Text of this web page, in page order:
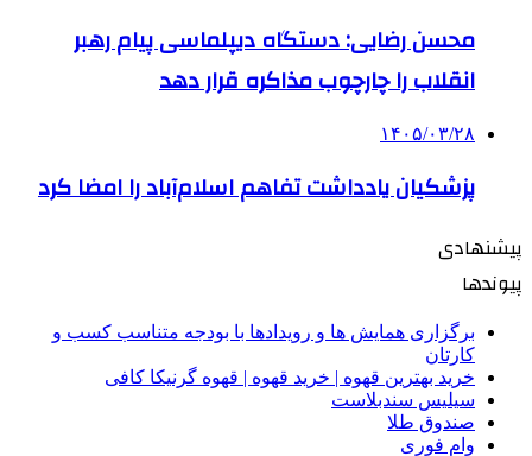
محسن رضایی: دستگاه دیپلماسی پیام رهبر
انقلاب را چارچوب مذاکره قرار دهد
۱۴۰۵/۰۳/۲۸
پزشکیان یادداشت تفاهم اسلام‌آباد را امضا کرد
پیشنهادی
پیوندها
برگزاری همایش ها و رویدادها با بودجه متناسب کسب و
کارتان
خرید بهترین قهوه | خرید قهوه | قهوه گرنیکا کافی
سیلیس سندبلاست
صندوق طلا
وام فوری